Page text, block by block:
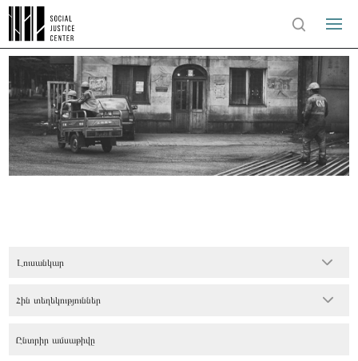
Լուսանկար
Հին տեղեկություններ